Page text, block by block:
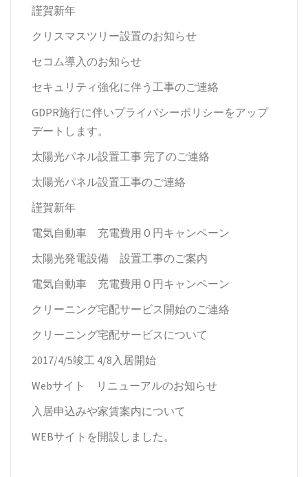
謹賀新年
クリスマスツリー設置のお知らせ
セコム導入のお知らせ
セキュリティ強化に伴う工事のご連絡
GDPR施行に伴いプライバシーポリシーをアップ
デートします。
太陽光パネル設置工事 完了のご連絡
太陽光パネル設置工事のご連絡
謹賀新年
電気自動車 充電費用０円キャンペーン
太陽光発電設備 設置工事のご案内
電気自動車 充電費用０円キャンペーン
クリーニング宅配サービス開始のご連絡
クリーニング宅配サービスについて
2017/4/5竣工 4/8入居開始
Webサイト リニューアルのお知らせ
入居申込みや家賃案内について
WEBサイトを開設しました。